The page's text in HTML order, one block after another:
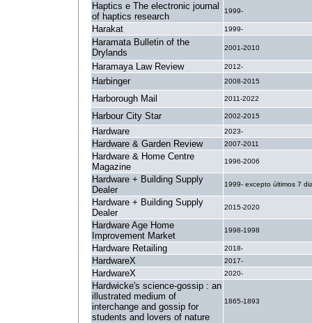
Haptics e The electronic journal
of haptics research
1999-
Harakat 1999-
Haramata Bulletin of the
Drylands
2001-2010
Haramaya Law Review 2012-
Harbinger 2008-2015
Harborough Mail 2011-2022
Harbour City Star 2002-2015
Hardware 2023-
Hardware & Garden Review 2007-2011
Hardware & Home Centre
Magazine
1996-2006
Hardware + Building Supply
Dealer
1999- excepto últimos 7
Hardware + Building Supply
Dealer
2015-2020
Hardware Age Home
Improvement Market
1998-1998
Hardware Retailing 2018-
HardwareX 2017-
HardwareX 2020-
Hardwicke's science-gossip : an
illustrated medium of
interchange and gossip for
students and lovers of nature
1865-1893